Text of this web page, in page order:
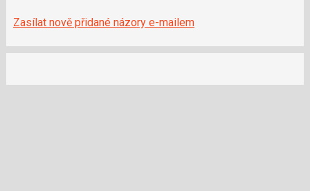
Zasílat nově přidané názory e-mailem